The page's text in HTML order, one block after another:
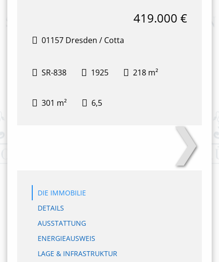
01157 Dresden / Cotta
419.000 €
SR-838 1925 218 m²
301 m² 6,5
❯
DIE IMMOBILIE
DETAILS
AUSSTATTUNG
ENERGIEAUSWEIS
LAGE & INFRASTRUKTUR